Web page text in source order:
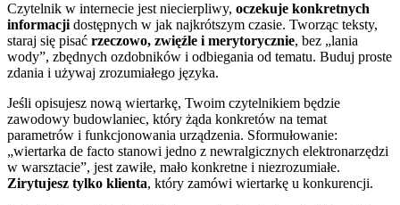
Czytelnik w internecie jest niecierpliwy, oczekuje konkretnych
informacji dostępnych w jak najkrótszym czasie. Tworząc teksty,
staraj się pisać rzeczowo, zwięźle i merytorycznie, bez „lania
wody”, zbędnych ozdobników i odbiegania od tematu. Buduj proste
zdania i używaj zrozumiałego języka.
Jeśli opisujesz nową wiertarkę, Twoim czytelnikiem będzie
zawodowy budowlaniec, który żąda konkretów na temat
parametrów i funkcjonowania urządzenia. Sformułowanie:
„wiertarka de facto stanowi jedno z newralgicznych elektronarzędzi
w warsztacie”, jest zawiłe, mało konkretne i niezrozumiałe.
Zirytujesz tylko klienta, który zamówi wiertarkę u konkurencji.